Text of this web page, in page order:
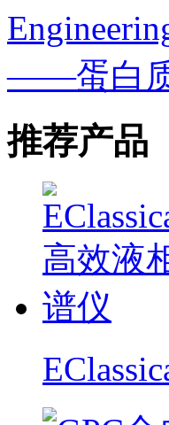
——蛋白
推荐产品